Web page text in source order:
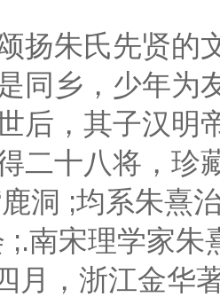
扬朱氏先贤的
同乡，少年为
后，其子汉明
二十八将，珍
鹿洞 ;均系朱熹
;.南宋理学家
月，浙江金华